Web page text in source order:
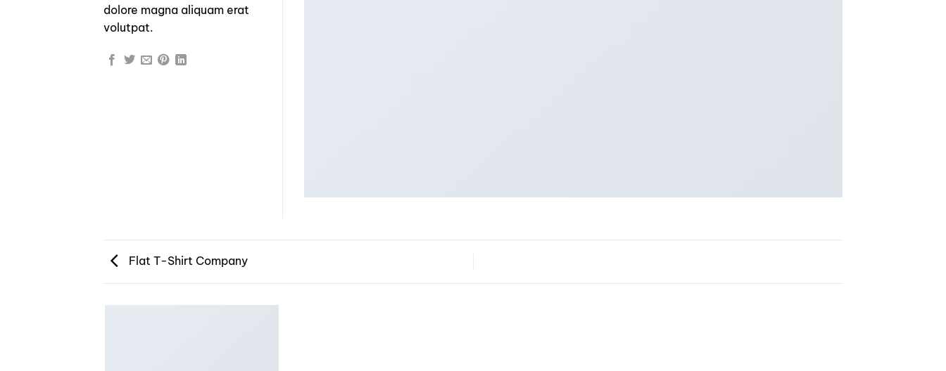
dolore magna aliquam erat
volutpat.
Flat T-Shirt Company